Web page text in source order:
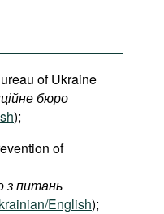
of Ukraine
бюро
);
of
зпитань
English);